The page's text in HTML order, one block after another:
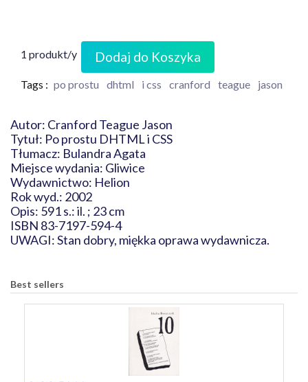
1 produkt/y Dodaj do Koszyka
Tags : po prostu dhtml i css cranford teague jason
Autor: Cranford Teague Jason
Tytuł: Po prostu DHTML i CSS
Tłumacz: Bulandra Agata
Miejsce wydania: Gliwice
Wydawnictwo: Helion
Rok wyd.: 2002
Opis: 591 s.: il. ; 23 cm
ISBN 83-7197-594-4
UWAGI: Stan dobry, miękka oprawa wydawnicza.
Best sellers